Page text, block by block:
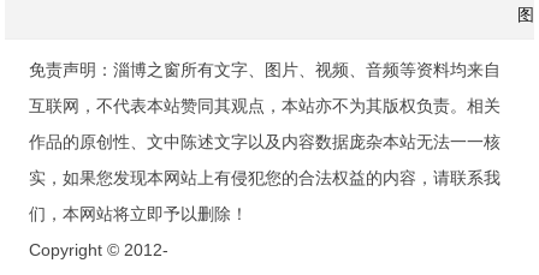
图
免责声明：淄博之窗所有文字、图片、视频、音频等资料均来自
互联网，不代表本站赞同其观点，本站亦不为其版权负责。相关
作品的原创性、文中陈述文字以及内容数据庞杂本站无法一一核
实，如果您发现本网站上有侵犯您的合法权益的内容，请联系我
们，本网站将立即予以删除！
Copyright © 2012-